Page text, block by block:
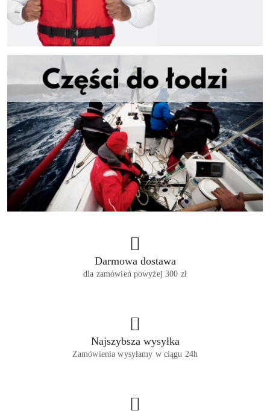
Darmowa dostawa
dla zamówień powyżej 300 zł
Najszybsza wysyłka
Zamówienia wysyłamy w ciągu 24h